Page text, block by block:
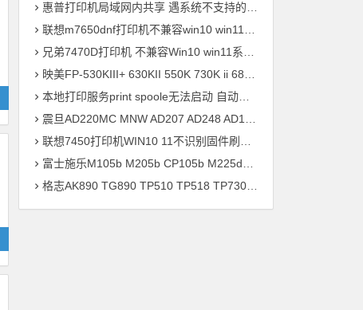
惠普打印机局域网内共享 遇系统不支持的请求命令 错误快速解决问题
联想m7650dnf打印机不兼容win10 win11系统 安装不上打印机驱动程序快速解决方案
兄弟7470D打印机 不兼容Win10 win11系统 驱动安装不上 升级兼容固件程序 快速解决方案
映美FP-530KIII+ 630KII 550K 730K ii 680K 830K打印机驱动安装
本地打印服务print spoole无法启动 自动掉线问题 快速解决方案
震旦AD220MC MNW AD207 AD248 AD181 AD239 ADC218打印机驱动安装
联想7450打印机WIN10 11不识别固件刷机驱动安装
富士施乐M105b M205b CP105b M225dw M218fw P355d打印机驱动安装
格志AK890 TG890 TP510 TP518 TP730 TP734 TP733打印机驱动安装